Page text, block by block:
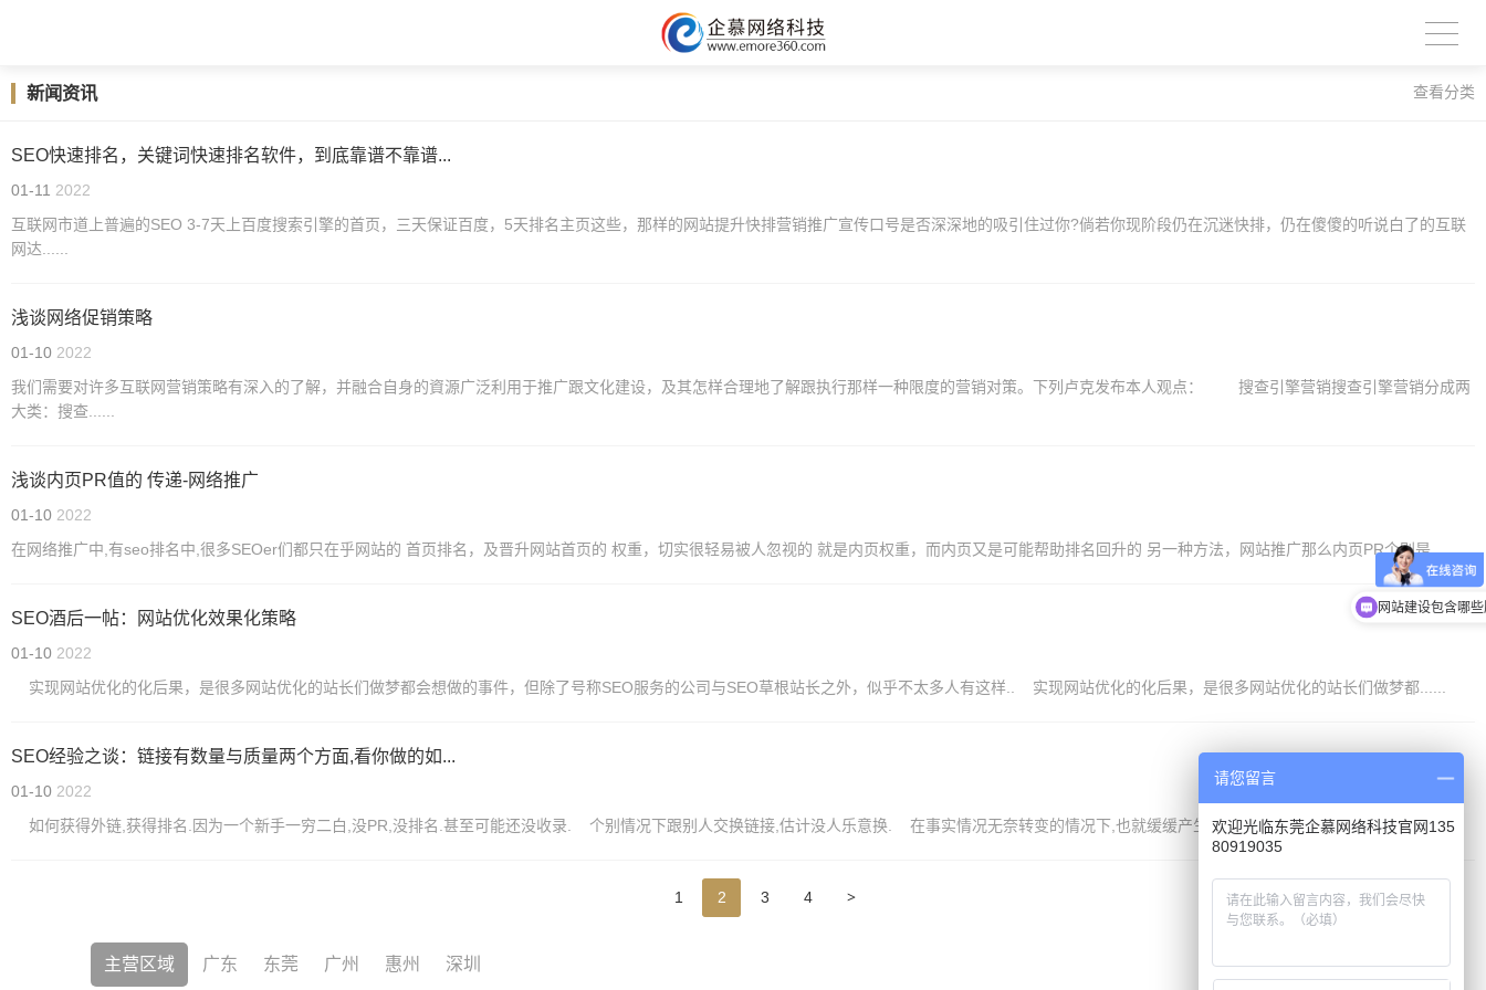
新闻资讯 查看分类
SEO快速排名，关键词快速排名软件，到底靠谱不靠谱...
01-11 2022
互联网市道上普遍的SEO 3-7天上百度搜索引擎的首页，三天保证百度，5天排名主页这些，那样的网站提升快排营销推广宣传口号是否深深地的吸引住过你?倘若你现阶段仍在沉迷快排，仍在傻傻的听说白了的互联
网达......
浅谈网络促销策略
01-10 2022
我们需要对许多互联网营销策略有深入的了解，并融合自身的資源广泛利用于推广跟文化建设，及其怎样合理地了解跟执行那样一种限度的营销对策。下列卢克发布本人观点： 搜查引擎营销搜查引擎营销分成两
大类：搜查......
浅谈内页PR值的 传递-网络推广
01-10 2022
在网络推广中,有seo排名中,很多SEOer们都只在乎网站的 首页排名，及晋升网站首页的 权重，切实很轻易被人忽视的 就是内页权重，而内页又是可能帮助排名回升的 另一种方法，网站推广那么内页PR个别是......
SEO酒后一帖：网站优化效果化策略
01-10 2022
实现网站优化的化后果，是很多网站优化的站长们做梦都会想做的事件，但除了号称SEO服务的公司与SEO草根站长之外，似乎不太多人有这样.. 实现网站优化的化后果，是很多网站优化的站长们做梦都......
SEO经验之谈：链接有数量与质量两个方面,看你做的如...
01-10 2022
如何获得外链,获得排名.因为一个新手一穷二白,没PR,没排名.甚至可能还没收录. 个别情况下跟别人交换链接,估计没人乐意换. 在事实情况无奈转变的情况下,也就缓缓产生了很多的不健康......
1 2 3 4 >
主营区域 广东 东莞 广州 惠州 深圳
网站建设包含哪
请您留言
欢迎光临东莞企慕网络科技官网135
80919035